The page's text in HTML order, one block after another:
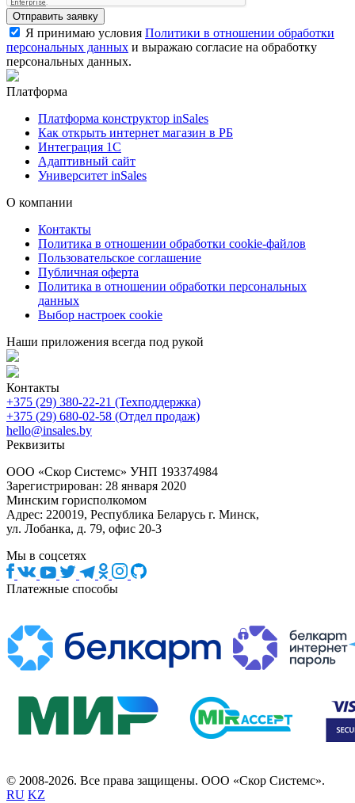
Отправить заявку
Я принимаю условия Политики в отношении обработки
персональных данных и выражаю согласие на обработку
персональных данных.
Платформа
Платформа конструктор inSales
Как открыть интернет магазин в РБ
Интеграция 1С
Адаптивный сайт
Университет inSales
О компании
Контакты
Политика в отношении обработки cookie-файлов
Пользовательское соглашение
Публичная оферта
Политика в отношении обработки персональных
данных
Выбор настроек cookie
Наши приложения всегда под рукой
Контакты
+375 (29) 380-22-21 (Техподдержка)
+375 (29) 680-02-58 (Отдел продаж)
hello@insales.by
Реквизиты
ООО «Скор Системс» УНП 193374984
Зарегистрирован: 28 января 2020
Минским горисполкомом
Адрес: 220019, Республика Беларусь г. Минск,
ул. Лобанка, д. 79, офис 20-3
Мы в соцсетях
Платежные способы
© 2008-2026. Все права защищены. ООО «Скор Системс».
RU KZ